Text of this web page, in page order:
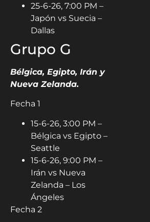
25-6-26, 7:00 PM –
Japón vs Suecia –
Dallas
Grupo G
Bélgica, Egipto, Irán y
Nueva Zelanda.
Fecha 1
15-6-26, 3:00 PM –
Bélgica vs Egipto –
Seattle
15-6-26, 9:00 PM –
Irán vs Nueva
Zelanda – Los
Ángeles
Fecha 2